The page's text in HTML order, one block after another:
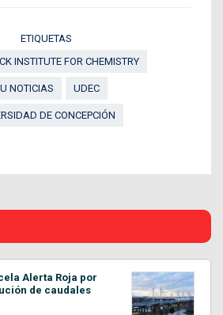
ETIQUETAS
INSTITUTE FOR CHEMISTRY
NOTICIAS UDEC
DE CONCEPCIÓN
Alerta Roja por
de caudales